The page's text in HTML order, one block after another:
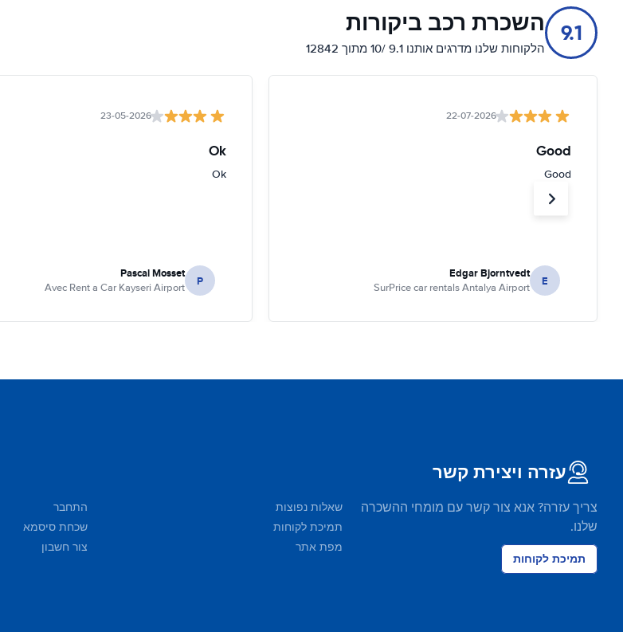
9.1 השכרת רכב ביקורות
הלקוחות שלנו מדרגים אותנו 9.1 /10 מתוך 12842
22-07-2026
Good
Good
E
Edgar Bjorntvedt
SurPrice car rentals Antalya Airport
23-05-2026
Ok
Ok
P
Pascal Mosset
Avec Rent a Car Kayseri Airport
עזרה ויצירת קשר
צריך עזרה? אנא צור קשר עם מומחי ההשכרה
שלנו.
תמיכת לקוחות
שאלות נפוצות
תמיכת לקוחות
מפת אתר
התחבר
שכחת סיסמא
צור חשבון